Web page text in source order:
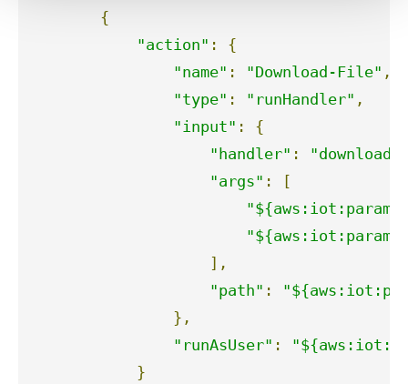
{
"action" :
{
"name" : "Download-File" ,
"type" : "runHandler" ,
"input" :
{
"handler" :
"args" :
[
],
"path" :
},
"runAsUser" :
}